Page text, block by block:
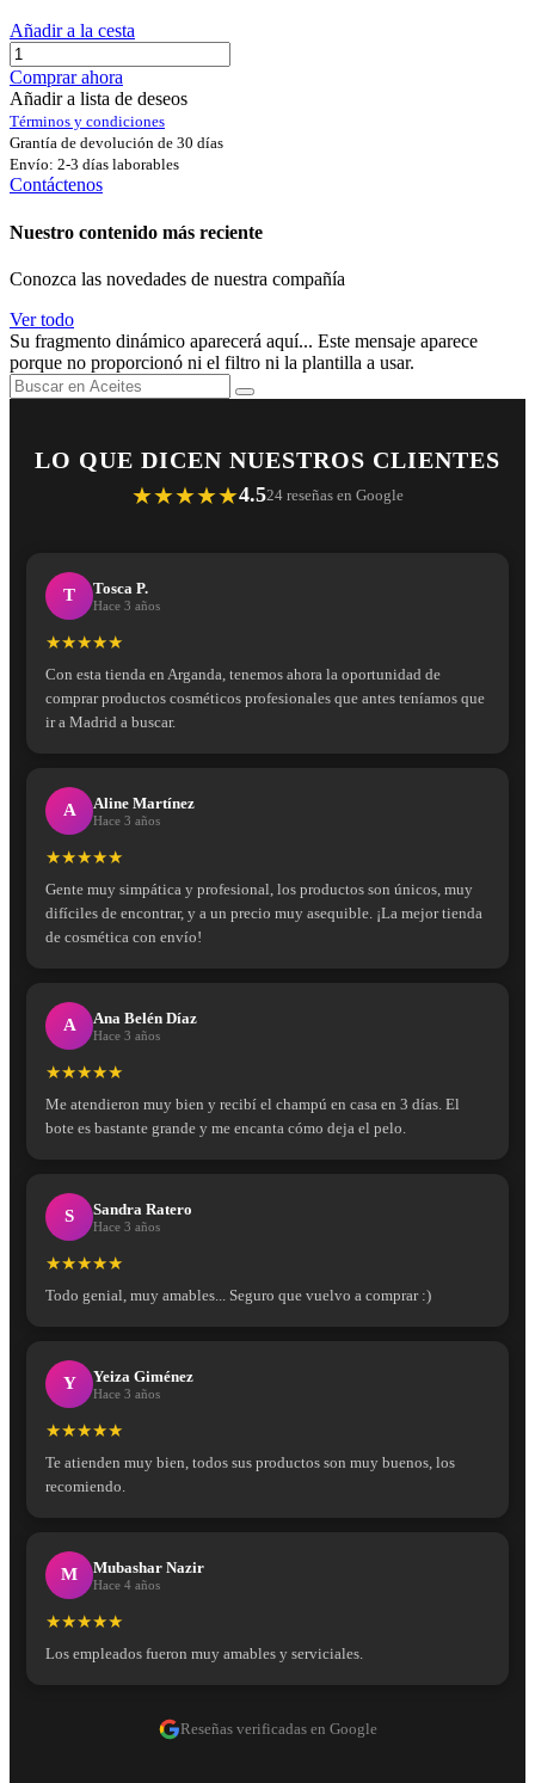
Añadir a la cesta
Comprar ahora
Añadir a lista de deseos
Términos y condiciones
Grantía de devolución de 30 días
Envío: 2-3 días laborables
Contáctenos
Nuestro contenido más reciente
Conozca las novedades de nuestra compañía
Ver todo
Su fragmento dinámico aparecerá aquí... Este mensaje aparece
porque no proporcionó ni el filtro ni la plantilla a usar.
LO QUE DICEN NUESTROS CLIENTES
★★★★★4.524 reseñas en Google
T Tosca P.
Hace 3 años
★★★★★
Con esta tienda en Arganda, tenemos ahora la oportunidad de
comprar productos cosméticos profesionales que antes teníamos que
ir a Madrid a buscar.
A Aline Martínez
Hace 3 años
★★★★★
Gente muy simpática y profesional, los productos son únicos, muy
difíciles de encontrar, y a un precio muy asequible. ¡La mejor tienda
de cosmética con envío!
A Ana Belén Díaz
Hace 3 años
★★★★★
Me atendieron muy bien y recibí el champú en casa en 3 días. El
bote es bastante grande y me encanta cómo deja el pelo.
S Sandra Ratero
Hace 3 años
★★★★★
Todo genial, muy amables... Seguro que vuelvo a comprar :)
Y Yeiza Giménez
Hace 3 años
★★★★★
Te atienden muy bien, todos sus productos son muy buenos, los
recomiendo.
M Mubashar Nazir
Hace 4 años
★★★★★
Los empleados fueron muy amables y serviciales.
Reseñas verificadas en Google